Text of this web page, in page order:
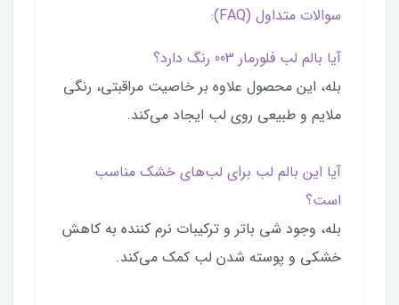
سوالات متداول (FAQ):
آیا بالم لب فلورمار 003 رنگ دارد؟
بله، این محصول علاوه بر خاصیت مراقبتی، رنگی
ملایم و طبیعی روی لب ایجاد می‌کند.
آیا این بالم لب برای لب‌های خشک مناسب
است؟
بله، وجود شی باتر و ترکیبات نرم کننده به کاهش
خشکی و پوسته شدن لب کمک می‌کند.